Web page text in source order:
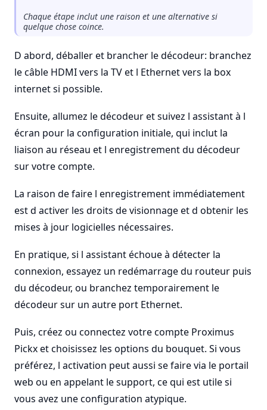
Chaque étape inclut une raison et une alternative si
quelque chose coince.
D abord, déballer et brancher le décodeur: branchez
le câble HDMI vers la TV et l Ethernet vers la box
internet si possible.
Ensuite, allumez le décodeur et suivez l assistant à l
écran pour la configuration initiale, qui inclut la
liaison au réseau et l enregistrement du décodeur
sur votre compte.
La raison de faire l enregistrement immédiatement
est d activer les droits de visionnage et d obtenir les
mises à jour logicielles nécessaires.
En pratique, si l assistant échoue à détecter la
connexion, essayez un redémarrage du routeur puis
du décodeur, ou branchez temporairement le
décodeur sur un autre port Ethernet.
Puis, créez ou connectez votre compte Proximus
Pickx et choisissez les options du bouquet. Si vous
préférez, l activation peut aussi se faire via le portail
web ou en appelant le support, ce qui est utile si
vous avez une configuration atypique.